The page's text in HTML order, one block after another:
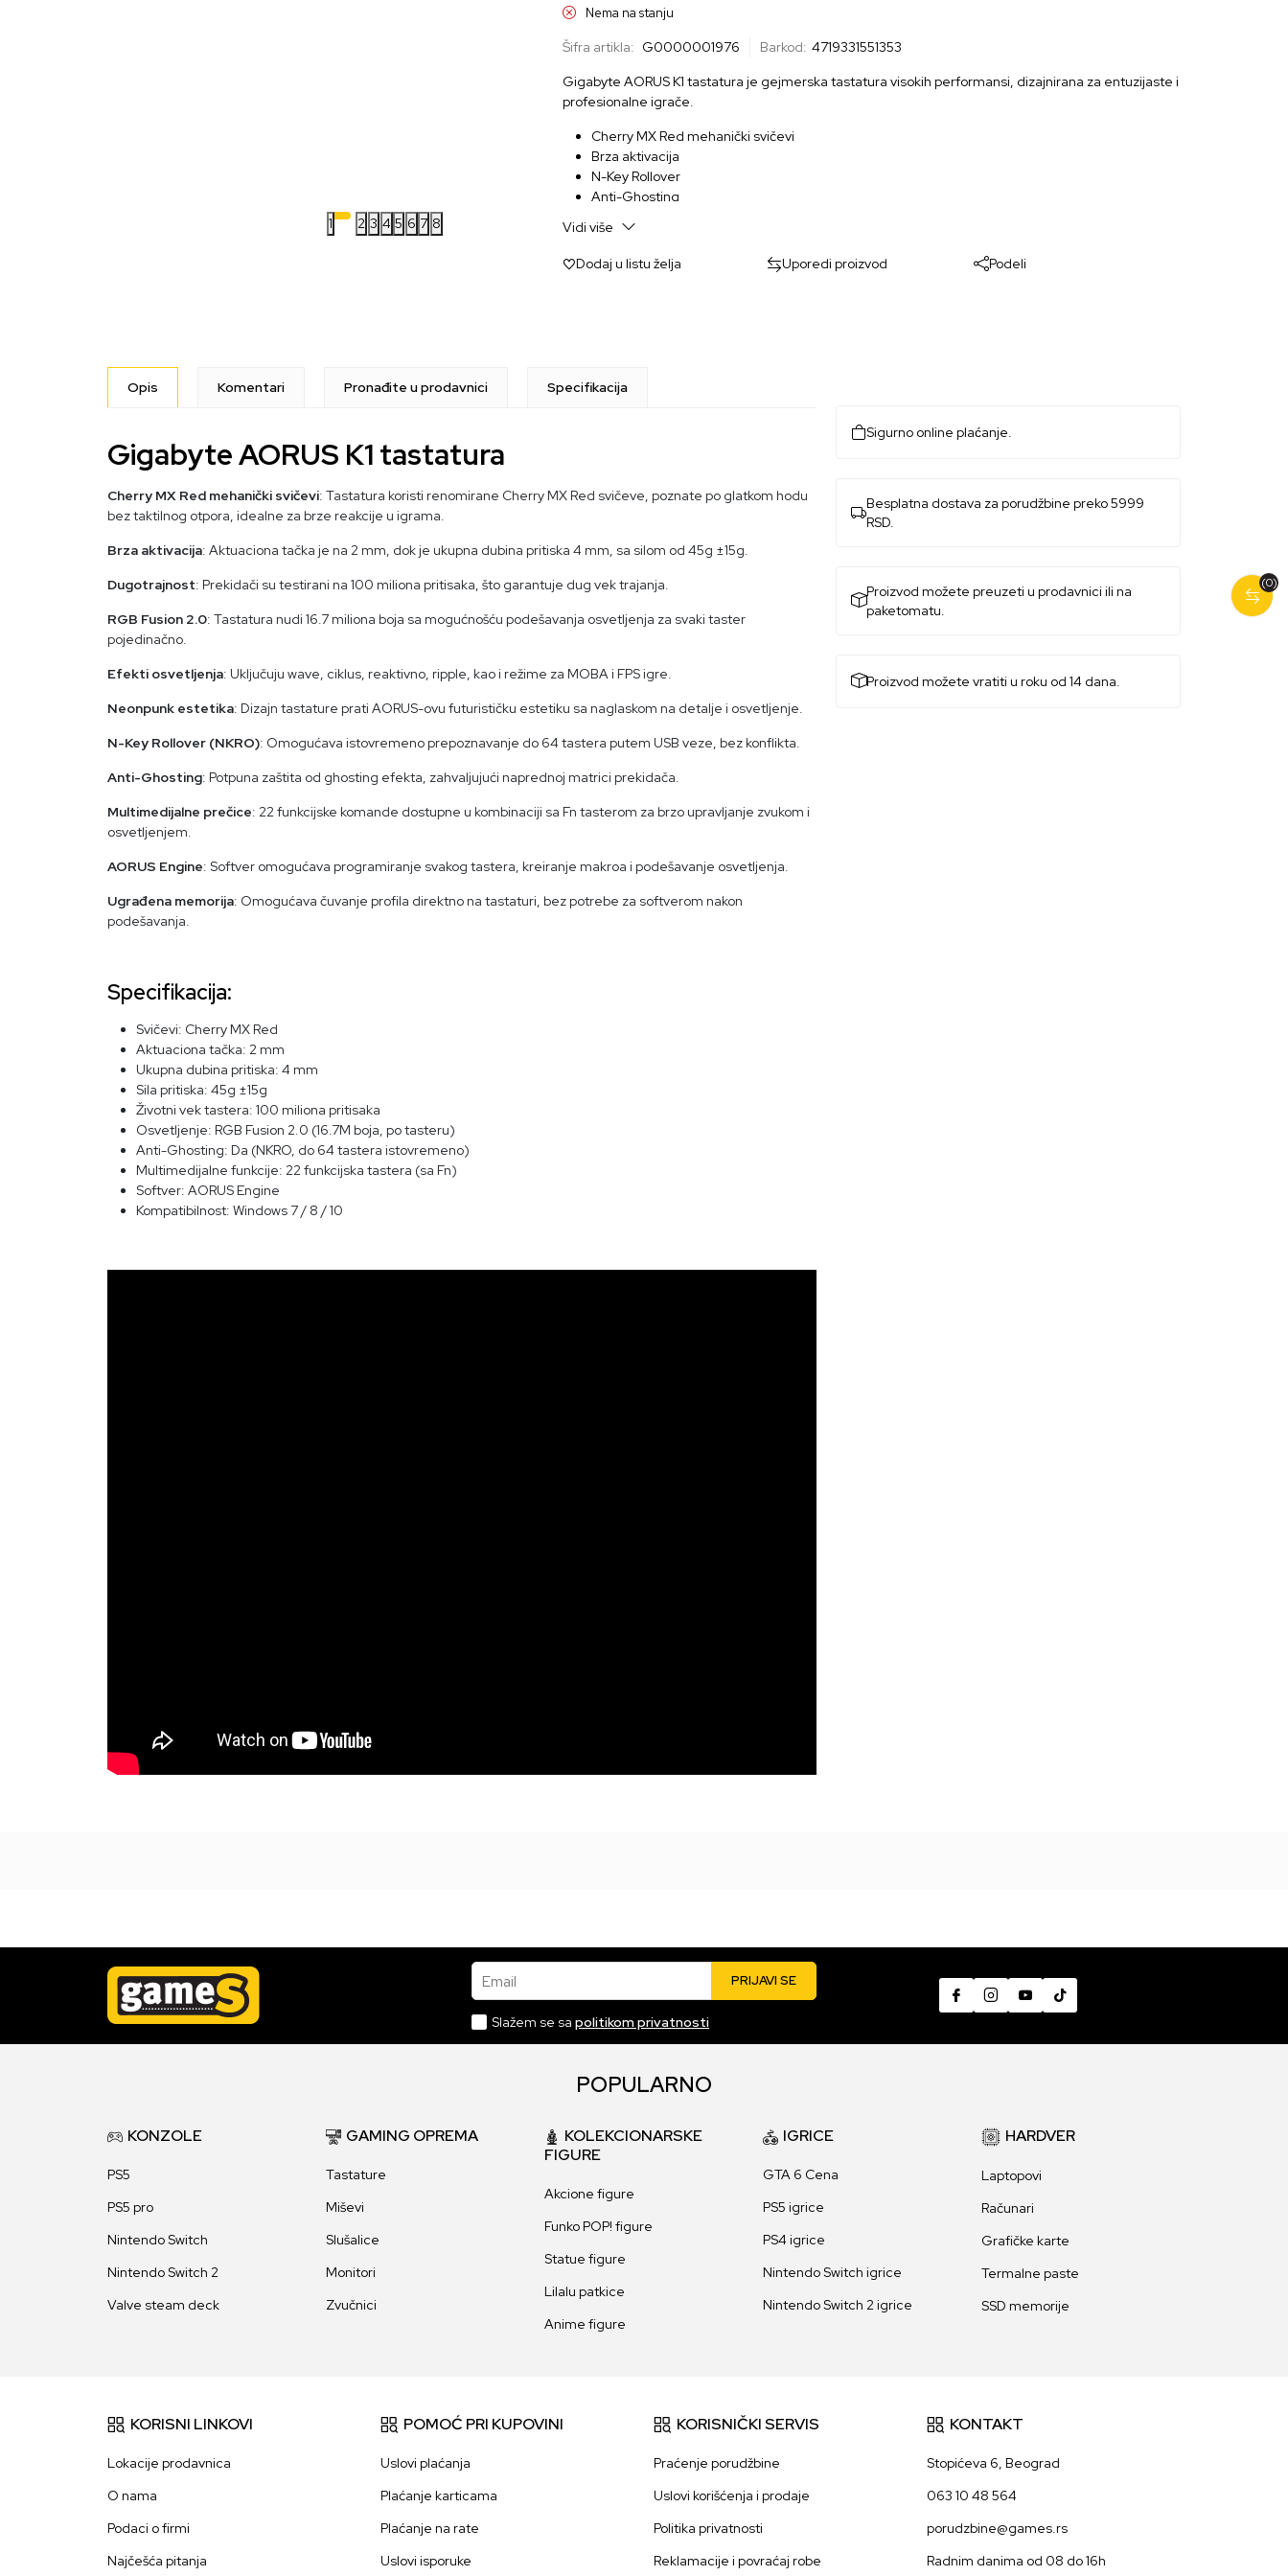
1 2 3 4 5 6 7 8
Nema na stanju
Šifra artikla: G0000001976 Barkod: 4719331551353
Gigabyte AORUS K1 tastatura je gejmerska tastatura visokih performansi, dizajnirana za entuzijaste i
profesionalne igrače.
Cherry MX Red mehanički svičevi
Brza aktivacija
N-Key Rollover
Anti-Ghosting
Vidi više
Dodaj u listu želja Uporedi proizvod Podeli
(0)
Opis Komentari Pronađite u prodavnici Specifikacija
Gigabyte AORUS K1 tastatura
Cherry MX Red mehanički svičevi: Tastatura koristi renomirane Cherry MX Red svičeve, poznate po glatkom hodu
bez taktilnog otpora, idealne za brze reakcije u igrama.
Brza aktivacija: Aktuaciona tačka je na 2 mm, dok je ukupna dubina pritiska 4 mm, sa silom od 45g ±15g.
Dugotrajnost: Prekidači su testirani na 100 miliona pritisaka, što garantuje dug vek trajanja.
RGB Fusion 2.0: Tastatura nudi 16.7 miliona boja sa mogućnošću podešavanja osvetljenja za svaki taster
pojedinačno.
Efekti osvetljenja: Uključuju wave, ciklus, reaktivno, ripple, kao i režime za MOBA i FPS igre.
Neonpunk estetika: Dizajn tastature prati AORUS-ovu futurističku estetiku sa naglaskom na detalje i osvetljenje.
N-Key Rollover (NKRO): Omogućava istovremeno prepoznavanje do 64 tastera putem USB veze, bez konflikta.
Anti-Ghosting: Potpuna zaštita od ghosting efekta, zahvaljujući naprednoj matrici prekidača.
Multimedijalne prečice: 22 funkcijske komande dostupne u kombinaciji sa Fn tasterom za brzo upravljanje zvukom i
osvetljenjem.
AORUS Engine: Softver omogućava programiranje svakog tastera, kreiranje makroa i podešavanje osvetljenja.
Ugrađena memorija: Omogućava čuvanje profila direktno na tastaturi, bez potrebe za softverom nakon
podešavanja.
Specifikacija:
Svičevi: Cherry MX Red
Aktuaciona tačka: 2 mm
Ukupna dubina pritiska: 4 mm
Sila pritiska: 45g ±15g
Životni vek tastera: 100 miliona pritisaka
Osvetljenje: RGB Fusion 2.0 (16.7M boja, po tasteru)
Anti-Ghosting: Da (NKRO, do 64 tastera istovremeno)
Multimedijalne funkcije: 22 funkcijska tastera (sa Fn)
Softver: AORUS Engine
Kompatibilnost: Windows 7 / 8 / 10
Sigurno online plaćanje.
Besplatna dostava za porudžbine preko 5999
RSD.
Proizvod možete preuzeti u prodavnici ili na
paketomatu.
Proizvod možete vratiti u roku od 14 dana.
Email PRIJAVI SE
Slažem se sa politikom privatnosti
POPULARNO
KONZOLE
PS5
PS5 pro
Nintendo Switch
Nintendo Switch 2
Valve steam deck
GAMING OPREMA
Tastature
Miševi
Slušalice
Monitori
Zvučnici
KOLEKCIONARSKE
FIGURE
Akcione figure
Funko POP! figure
Statue figure
Lilalu patkice
Anime figure
IGRICE
GTA 6 Cena
PS5 igrice
PS4 igrice
Nintendo Switch igrice
Nintendo Switch 2 igrice
HARDVER
Laptopovi
Računari
Grafičke karte
Termalne paste
SSD memorije
KORISNI LINKOVI
Lokacije prodavnica
O nama
Podaci o firmi
Najčešća pitanja
POMOĆ PRI KUPOVINI
Uslovi plaćanja
Plaćanje karticama
Plaćanje na rate
Uslovi isporuke
KORISNIČKI SERVIS
Praćenje porudžbine
Uslovi korišćenja i prodaje
Politika privatnosti
Reklamacije i povraćaj robe
KONTAKT
Stopićeva 6, Beograd
063 10 48 564
porudzbine@games.rs
Radnim danima od 08 do 16h